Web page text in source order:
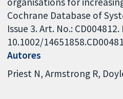
Cochrane Database of
Issue 3. Art. No.: CD004812.
10.1002/
Autores
Priest N Armstrong R